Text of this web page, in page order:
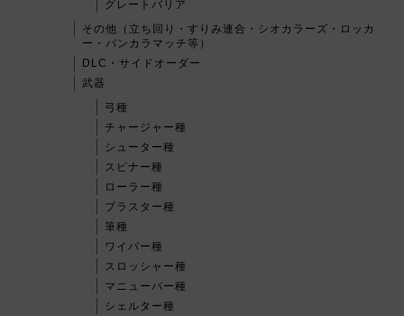
グレートバリア
その他（立ち回り・すりみ連合・シオカラーズ・ロッカ
ー・バンカラマッチ等）
DLC・サイドオーダー
武器
弓種
チャージャー種
シューター種
スピナー種
ローラー種
ブラスター種
筆種
ワイパー種
スロッシャー種
マニューバー種
シェルター種